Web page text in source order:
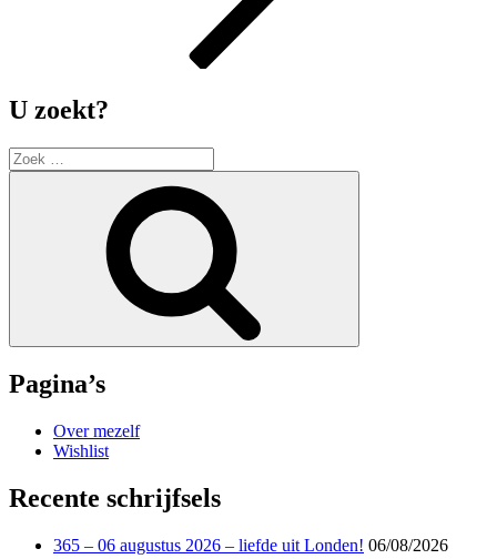
U zoekt?
Zoek
naar:
Pagina’s
Over mezelf
Wishlist
Recente schrijfsels
365 – 06 augustus 2026 – liefde uit Londen! 06/08/2026